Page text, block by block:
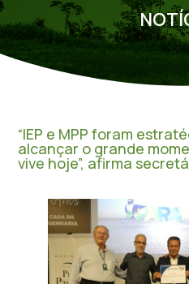
“IEP e MPP foram
alcançar o grande
vive hoje”, afirma